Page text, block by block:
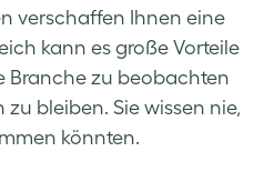
verschaffen Ihnen eine
kann es große Vorteile
Branche zu beobachten
bleiben. Sie wissen nie,
könnten.